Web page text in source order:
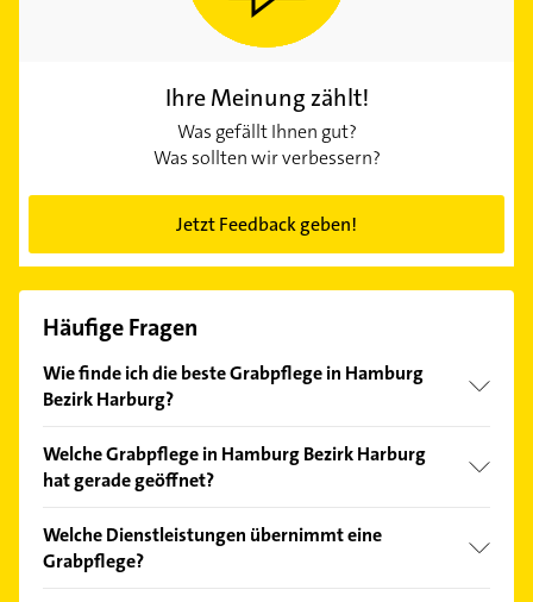
Ihre Meinung zählt!
Was gefällt Ihnen gut?
Was sollten wir verbessern?
Jetzt Feedback geben!
Häufige Fragen
Wie finde ich die beste Grabpflege in Hamburg
Bezirk Harburg?
Kundenmeinungen und profitieren Sie von den
Empfehlungen. Die Suchergebnisse können Sie sich
Welche Grabpflege in Hamburg Bezirk Harburg
hat gerade geöffnet?
Bitte beachten Sie, dass diese an Sonn- und
Feiertagen abweichen können.
Welche Dienstleistungen übernimmt eine
Grabpflege?